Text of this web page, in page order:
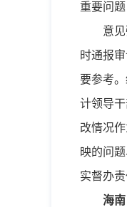
重要问
意
时通报
要参考
计领导
改情况
映的问
实督办
海